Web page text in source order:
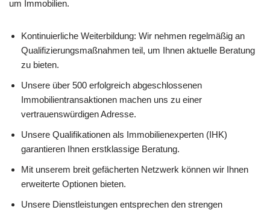
um Immobilien.
Kontinuierliche Weiterbildung: Wir nehmen regelmäßig an
Qualifizierungsmaßnahmen teil, um Ihnen aktuelle Beratung
zu bieten.
Unsere über 500 erfolgreich abgeschlossenen
Immobilientransaktionen machen uns zu einer
vertrauenswürdigen Adresse.
Unsere Qualifikationen als Immobilienexperten (IHK)
garantieren Ihnen erstklassige Beratung.
Mit unserem breit gefächerten Netzwerk können wir Ihnen
erweiterte Optionen bieten.
Unsere Dienstleistungen entsprechen den strengen